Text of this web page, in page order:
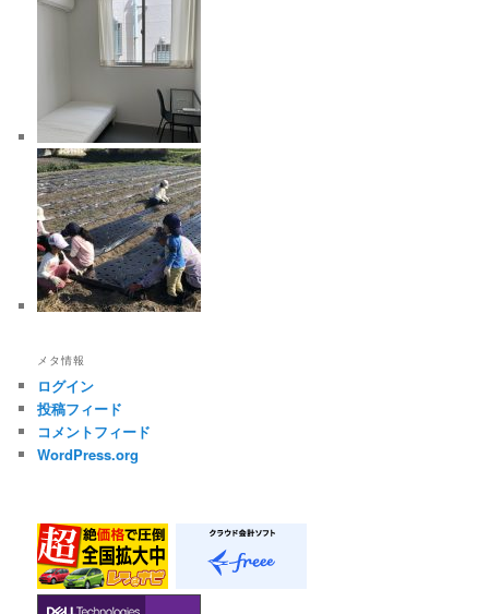
メタ情報
ログイン
投稿フィード
コメントフィード
WordPress.org